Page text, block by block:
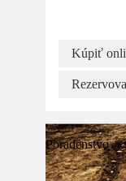
Kúpiť
Poradenstvo